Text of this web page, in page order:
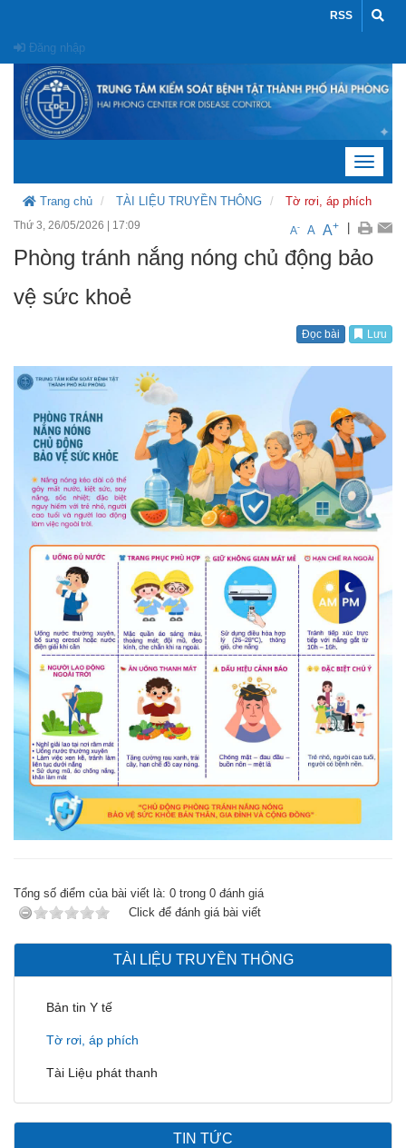
RSS
Đăng nhập
Toggle
Trang chủ
TÀI LIỆU TRUYỀN THÔNG Tờ rơi, áp phích
Thứ 3, 26/05/2026 | 17:09 A- A A+ |
Phòng tránh nắng nóng chủ động bảo
vệ sức khoẻ
Đọc bài Lưu
Tổng số điểm của bài viết là: 0 trong 0 đánh giá
Click để đánh giá bài viết
TÀI LIỆU TRUYỀN THÔNG
Bản tin Y tế
Tờ rơi, áp phích
Tài Liệu phát thanh
TIN TỨC